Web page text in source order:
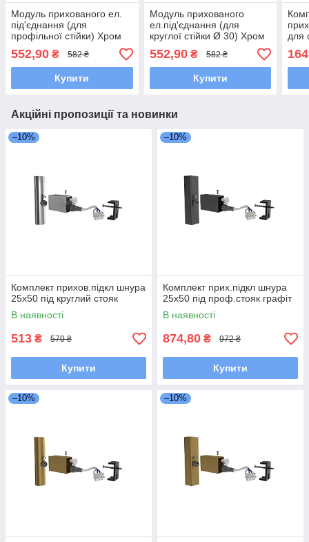
Модуль прихованого ел.
під'єднання (для
профільної стійки) Хром
552,90 ₴ 582 ₴
Купити
Модуль прихованого
ел.під'єднання (для
круглої стійки Ø 30) Хром
552,90₴ 582 ₴
Купити
для
Акційні пропозиції та новинки
–10%
Комплект прихов.підкл шнура
25х50 під круглий стояк
В наявності
513 ₴ 570 ₴
Купити
–10%
Комплект прих.підкл шнура
25x50 під проф.стояк графіт
В наявності
874,80 ₴ 972 ₴
Купити
–10% –10%